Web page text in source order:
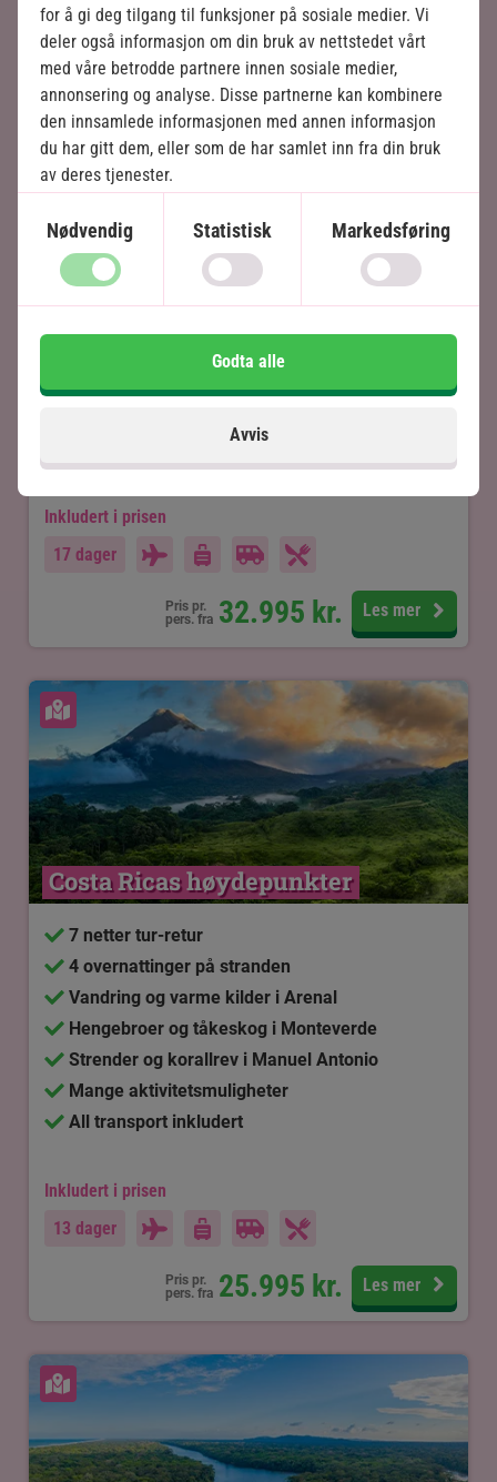
Se kart
15 netter tur-retur
Tortuguero - skilpadder og kanaler
Rincón de la Vieja - vulkaner og fossefall
Playa Tamarindo - strender og surfing
Inkludert i prisen
17 dager
Pris pr.
pers. fra 32.995 kr. Les mer
Costa Ricas høydepunkter
7 netter tur-retur
4 overnattinger på stranden
Vandring og varme kilder i Arenal
Hengebroer og tåkeskog i Monteverde
Strender og korallrev i Manuel Antonio
Mange aktivitetsmuligheter
All transport inkludert
Inkludert i prisen
13 dager
Pris pr.
pers. fra 25.995 kr. Les mer
Se kart
for å gi deg tilgang til funksjoner på sosiale medier. Vi
deler også informasjon om din bruk av nettstedet vårt
med våre betrodde partnere innen sosiale medier,
annonsering og analyse. Disse partnerne kan kombinere
den innsamlede informasjonen med annen informasjon
du har gitt dem, eller som de har samlet inn fra din bruk
av deres tjenester.
Nødvendig Statistisk Markedsføring
Avvis
Godta alle